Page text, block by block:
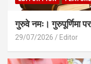
गुरुवे नमः। गुरुपूर्णिमा
29/07/2026 Editor